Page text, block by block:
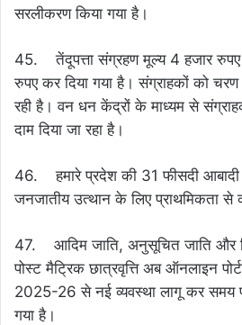
सरलीकरण किया गया है।
45. तेंदूपत्ता संग्रहण मूल्य 4 हजार रुपए
रुपए कर दिया गया है। संग्राहकों को चरण
रही है। वन धन केंद्रों के माध्यम से
दाम दिया जा रहा है।
46. हमारे प्रदेश की 31 फीसदी आबादी
जनजातीय उत्थान के लिए प्राथमिकता से
47. आदिम जाति, अनुसूचित जाति और
पोस्ट मैट्रिक छात्रवृत्ति अब ऑनलाइन
2025-26 से नई व्यवस्था लागू कर समय
गया है।